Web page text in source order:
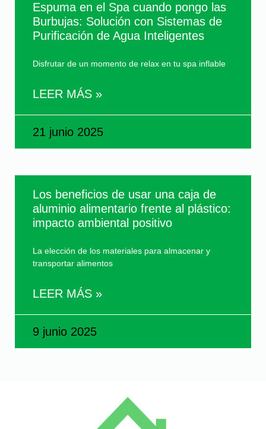
Espuma en el Spa cuando pongo las
Burbujas: Solución con Sistemas de
Purificación de Agua Inteligentes
Disfrutar de un momento de relax en tu spa inflable
LEER MÁS »
21 junio 2025
Los beneficios de usar una caja de
aluminio alimentario frente al plástico:
impacto ambiental positivo
La elección de los materiales para almacenar y
transportar alimentos
LEER MÁS »
9 junio 2025